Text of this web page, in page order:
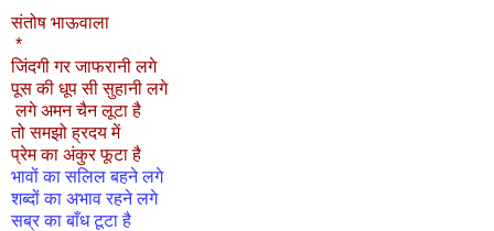
संतोष भाऊवाला
*
जिंदगी गर जाफरानी लगे
पूस की धूप सी सुहानी लगे
लगे अमन चैन लूटा है
तो समझो ह्रदय में
प्रेम का अंकुर फूटा है
भावों का सलिल बहने लगे
शब्दों का अभाव रहने लगे
सब्र का बाँध टूटा है